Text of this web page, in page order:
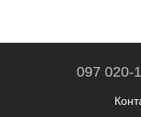
097 020-